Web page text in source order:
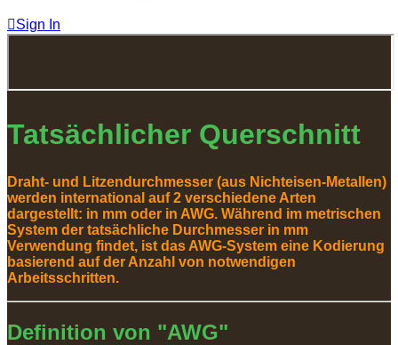
Sign In
Tatsächlicher Querschnitt
Draht- und Litzendurchmesser (aus Nichteisen-Metallen)
werden international auf 2 verschiedene Arten
dargestellt: in mm oder in AWG. Während im metrischen
System der tatsächliche Durchmesser in mm
Verwendung findet, ist das AWG-System eine Kodierung
basierend auf der Anzahl von notwendigen
Arbeitsschritten.
Definition von "AWG"